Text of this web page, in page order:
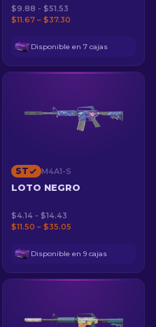
$9.88 - $51.53
$11.67 – $37.30
Disponible en 7 cajas
ST M4A1-S
LOTO NEGRO
$4.14 - $14.43
$11.50 – $35.05
Disponible en 9 cajas